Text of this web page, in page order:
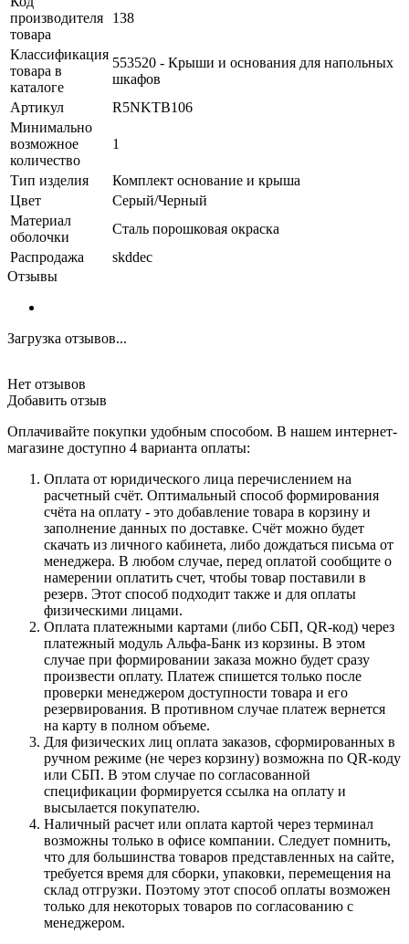
производителя
товара
138
Классификация
товара в
каталоге
553520 - Крыши и основания для напольных
шкафов
Артикул
R5NKTB106
Минимально
возможное
количество
1
Тип изделия
Комплект основание и крыша
Цвет
Серый/Черный
Материал
оболочки
Сталь порошковая окраска
Распродажа
skddec
Отзывы
Загрузка отзывов...
Нет отзывов
Добавить отзыв
Оплачивайте покупки удобным способом. В нашем интернет-
магазине доступно 4 варианта оплаты:
Оплата от юридического лица перечислением на
расчетный счёт. Оптимальный способ формирования
счёта на оплату - это добавление товара в корзину и
заполнение данных по доставке. Счёт можно будет
скачать из личного кабинета, либо дождаться письма от
менеджера. В любом случае, перед оплатой сообщите о
намерении оплатить счет, чтобы товар поставили в
резерв. Этот способ подходит также и для оплаты
физическими лицами.
Оплата платежными картами (либо СБП, QR-код) через
платежный модуль Альфа-Банк из корзины. В этом
случае при формировании заказа можно будет сразу
произвести оплату. Платеж спишется только после
проверки менеджером доступности товара и его
резервирования. В противном случае платеж вернется
на карту в полном объеме.
Для физических лиц оплата заказов, сформированных в
ручном режиме (не через корзину) возможна по QR-коду
или СБП. В этом случае по согласованной
спецификации формируется ссылка на оплату и
высылается покупателю.
Наличный расчет или оплата картой через терминал
возможны только в офисе компании. Следует помнить,
что для большинства товаров представленных на сайте,
требуется время для сборки, упаковки, перемещения на
склад отгрузки. Поэтому этот способ оплаты возможен
только для некоторых товаров по согласованию с
менеджером.